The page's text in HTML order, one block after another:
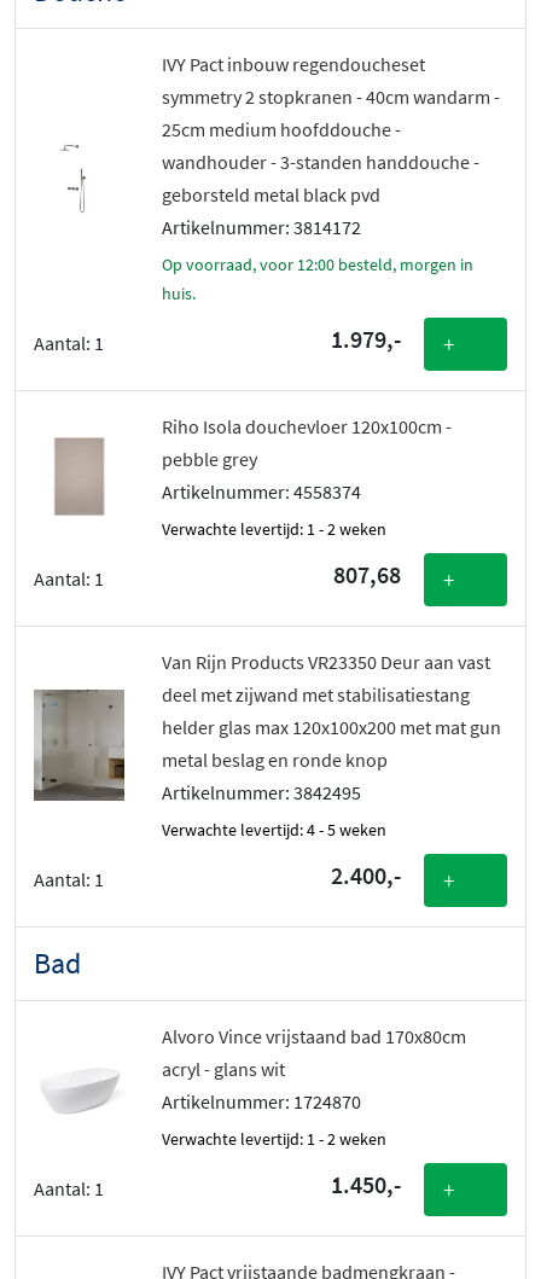
IVY Pact inbouw regendoucheset
symmetry 2 stopkranen - 40cm wandarm -
25cm medium hoofddouche -
wandhouder - 3-standen handdouche -
geborsteld metal black pvd
Artikelnummer: 3814172
Op voorraad, voor 12:00 besteld, morgen in
huis.
Aantal: 1 1.979,- +
Riho Isola douchevloer 120x100cm -
pebble grey
Artikelnummer: 4558374
Verwachte levertijd: 1 - 2 weken
Aantal: 1 807,68 +
Van Rijn Products VR23350 Deur aan vast
deel met zijwand met stabilisatiestang
helder glas max 120x100x200 met mat gun
metal beslag en ronde knop
Artikelnummer: 3842495
Verwachte levertijd: 4 - 5 weken
Aantal: 1 2.400,- +
Bad
Alvoro Vince vrijstaand bad 170x80cm
acryl - glans wit
Artikelnummer: 1724870
Verwachte levertijd: 1 - 2 weken
Aantal: 1 1.450,- +
IVY Pact vrijstaande badmengkraan -